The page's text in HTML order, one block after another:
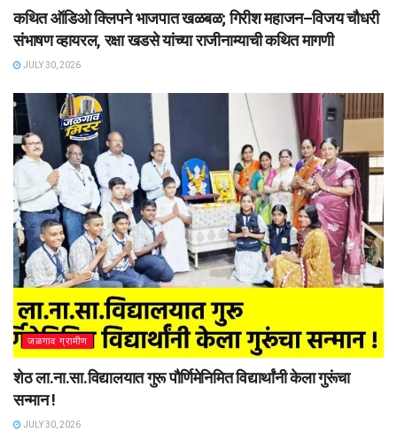
कथित ऑडिओ क्लिपने भाजपात खळबळ; गिरीश महाजन–विजय चौधरी
संभाषण व्हायरल, रक्षा खडसे यांच्या राजीनाम्याची कथित मागणी
JULY 30, 2026
जळगाव ग्रामीण
शेठ ला.ना.सा.विद्यालयात गुरू पौर्णिमेनिमित विद्यार्थांनी केला गुरूंचा
सन्मान !
JULY 30, 2026